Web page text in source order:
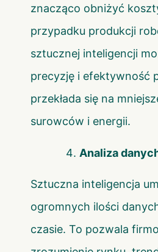
znacząco obniżyć
przypadku produkcji
sztucznej inteligencji
precyzję i efektywność
przekłada się na
surowców i energii.
Analiza
Sztuczna inteligencja
ogromnych ilości
czasie. To pozwala